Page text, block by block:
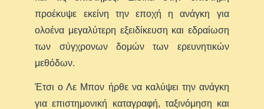
προέκυψε εκείνη την εποχή η ανάγκη για
ολοένα μεγαλύτερη εξειδίκευση και εδραίωση
των σύγχρονων δομών των ερευνητικών
μεθόδων.
Έτσι ο Λε Μπον ήρθε να καλύψει την ανάγκη
για επιστημονική καταγραφή, ταξινόμηση και